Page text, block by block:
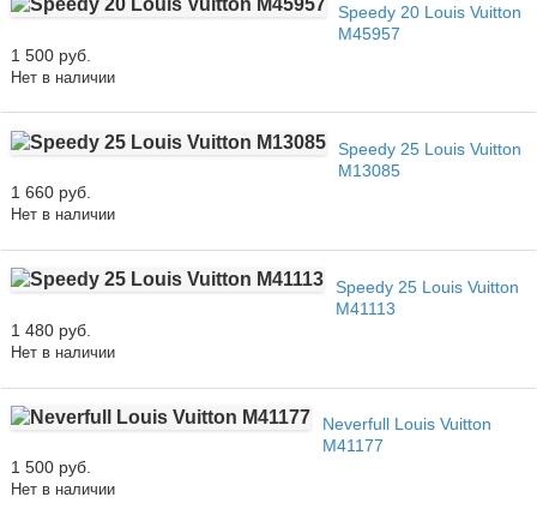
Speedy 20 Louis Vuitton
M45957
1 500 руб.
Нет в наличии
Speedy 25 Louis Vuitton
M13085
1 660 руб.
Нет в наличии
Speedy 25 Louis Vuitton
M41113
1 480 руб.
Нет в наличии
Neverfull Louis Vuitton
M41177
1 500 руб.
Нет в наличии